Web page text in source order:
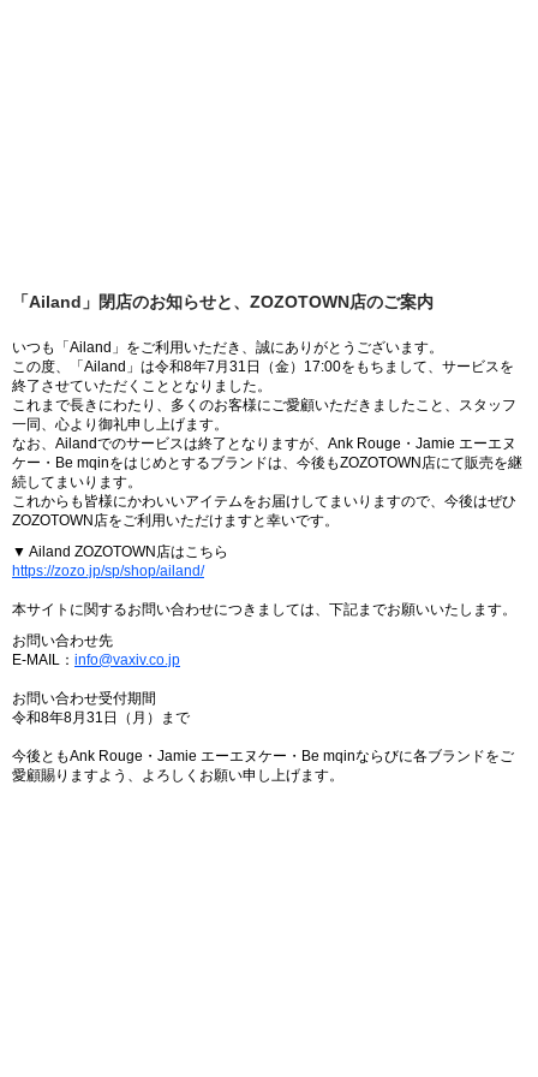
「Ailand」閉店のお知らせと、ZOZOTOWN店のご案内
いつも「Ailand」をご利用いただき、誠にありがとうございます。
この度、「Ailand」は令和8年7月31日（金）17:00をもちまして、サービスを
終了させていただくこととなりました。
これまで長きにわたり、多くのお客様にご愛顧いただきましたこと、スタッフ
一同、心より御礼申し上げます。
なお、Ailandでのサービスは終了となりますが、Ank Rouge・Jamie エーエヌ
ケー・Be mqinをはじめとするブランドは、今後もZOZOTOWN店にて販売を継
続してまいります。
これからも皆様にかわいいアイテムをお届けしてまいりますので、今後はぜひ
ZOZOTOWN店をご利用いただけますと幸いです。
▼ Ailand ZOZOTOWN店はこちら
https://zozo.jp/sp/shop/ailand/
本サイトに関するお問い合わせにつきましては、下記までお願いいたします。
お問い合わせ先
E-MAIL： info@vaxiv.co.jp
お問い合わせ受付期間
令和8年8月31日（月）まで
今後ともAnk Rouge・Jamie エーエヌケー・Be mqinならびに各ブランドをご
愛顧賜りますよう、よろしくお願い申し上げます。